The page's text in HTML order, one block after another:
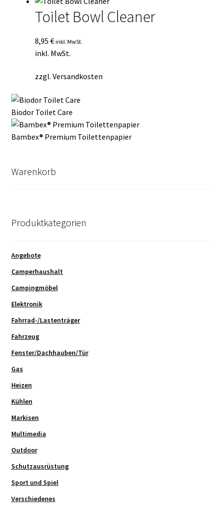
Toilet Bowl Cleaner
8,95 € inkl. MwSt.
inkl. MwSt.
zzgl. Versandkosten
Biodor Toilet Care
Bambex® Premium Toilettenpapier
Warenkorb
Produktkategorien
Angebote
Camperhaushalt
Campingmöbel
Elektronik
Fahrrad-/Lastenträger
Fahrzeug
Fenster/Dachhauben/Tür
Gas
Heizen
Kühlen
Markisen
Multimedia
Outdoor
Schutzausrüstung
Sport und Spiel
Verschiedenes